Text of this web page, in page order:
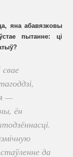
яна абавязковы
пытанне: ці
—
ён
да